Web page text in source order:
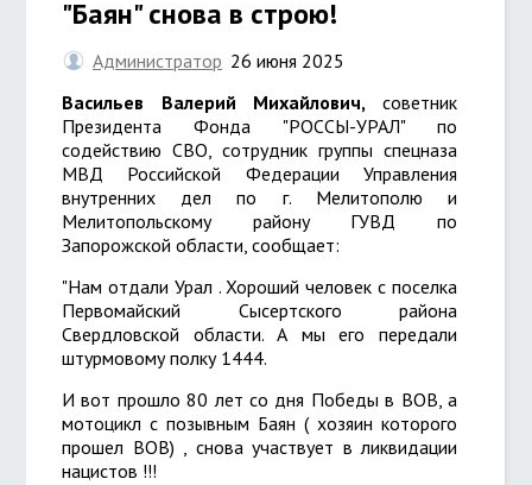
"Баян" снова в строю!
Администратор 26 июня 2025
Васильев Валерий Михайлович, советник
Президента Фонда "РОССЫ-УРАЛ" по
содействию СВО, сотрудник группы спецназа
МВД Российской Федерации Управления
внутренних дел по г. Мелитополю и
Мелитопольскому району ГУВД по
Запорожской области, сообщает:
"Нам отдали Урал . Хороший человек с поселка
Первомайский Сысертского района
Свердловской области. А мы его передали
штурмовому полку 1444.
И вот прошло 80 лет со дня Победы в ВОВ, а
мотоцикл с позывным Баян ( хозяин которого
прошел ВОВ) , снова участвует в ликвидации
нацистов !!!